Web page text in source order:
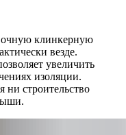
клинкерную
везде.
увеличить
изоляции.
ни строительство